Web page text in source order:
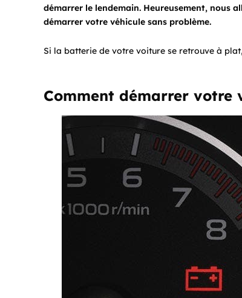
démarrer le lendemain. Heureusement, nous
démarrer votre véhicule sans problème.
Si la batterie de votre voiture se retrouve à
Comment démarrer